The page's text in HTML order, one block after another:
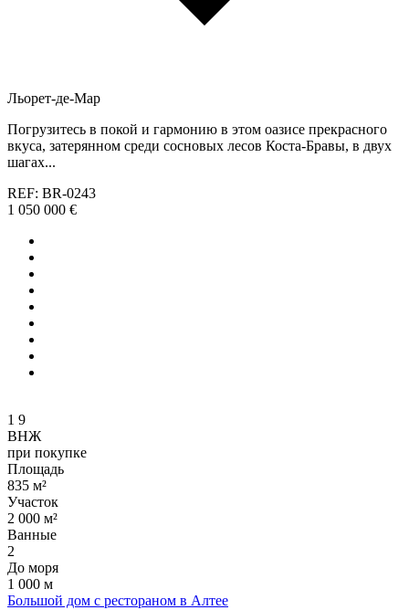
Льорет-де-Мар
Погрузитесь в покой и гармонию в этом оазисе прекрасного
вкуса, затерянном среди сосновых лесов Коста-Бравы, в двух
шагах...
REF: BR-0243
1 050 000 €
1 9
ВНЖ
при покупке
Площадь
835 м²
Участок
2 000 м²
Ванные
2
До моря
1 000 м
Большой дом с рестораном в Алтее